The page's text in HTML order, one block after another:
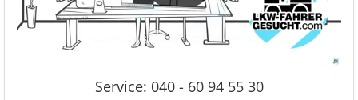
Service: 040 - 60 94 55 30